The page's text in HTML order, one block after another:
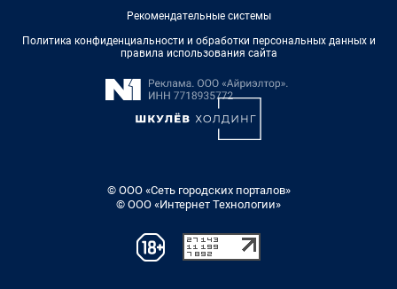
Рекомендательные системы
Политика конфиденциальности и обработки персональных данных и
правила использования сайта
© ООО «Сеть городских порталов»
© ООО «Интернет Технологии»